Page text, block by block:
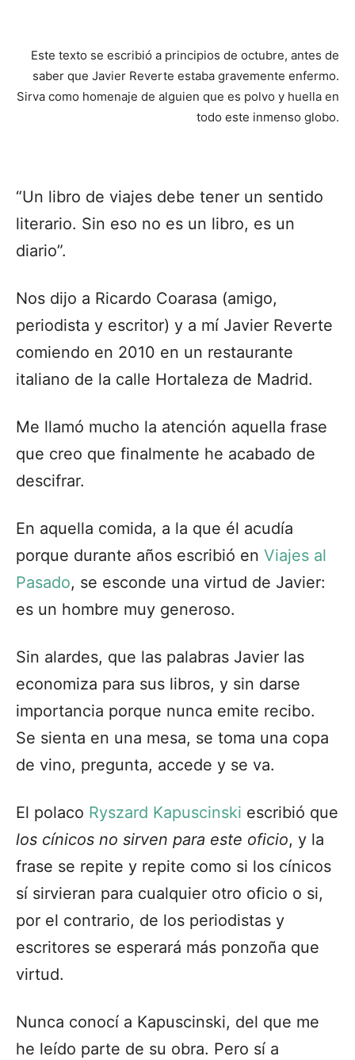
Este texto se escribió a principios de octubre, antes de
saber que Javier Reverte estaba gravemente enfermo.
Sirva como homenaje de alguien que es polvo y huella en
todo este inmenso globo.
“Un libro de viajes debe tener un sentido
literario. Sin eso no es un libro, es un
diario”.
Nos dijo a Ricardo Coarasa (amigo,
periodista y escritor) y a mí Javier Reverte
comiendo en 2010 en un restaurante
italiano de la calle Hortaleza de Madrid.
Me llamó mucho la atención aquella frase
que creo que finalmente he acabado de
descifrar.
En aquella comida, a la que él acudía
porque durante años escribió en Viajes al
Pasado, se esconde una virtud de Javier:
es un hombre muy generoso.
Sin alardes, que las palabras Javier las
economiza para sus libros, y sin darse
importancia porque nunca emite recibo.
Se sienta en una mesa, se toma una copa
de vino, pregunta, accede y se va.
El polaco Ryszard Kapuscinski escribió que
los cínicos no sirven para este oficio, y la
frase se repite y repite como si los cínicos
sí sirvieran para cualquier otro oficio o si,
por el contrario, de los periodistas y
escritores se esperará más ponzoña que
virtud.
Nunca conocí a Kapuscinski, del que me
he leído parte de su obra. Pero sí a